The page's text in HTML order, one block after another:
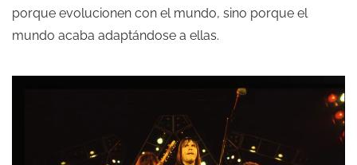
porque evolucionen con el mundo, sino porque el
mundo acaba adaptándose a ellas.